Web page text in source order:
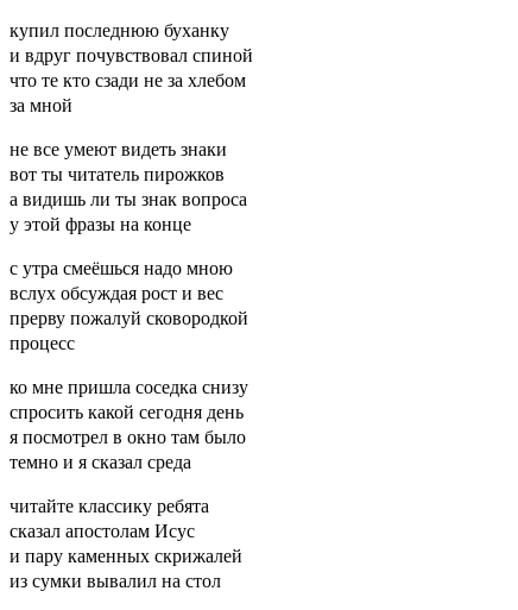
купил последнюю буханку
и вдруг почувствовал спиной
что те кто сзади не за хлебом
за мной
не все умеют видеть знаки
вот ты читатель пирожков
а видишь ли ты знак вопроса
у этой фразы на конце
с утра смеёшься надо мною
вслух обсуждая рост и вес
прерву пожалуй сковородкой
процесс
ко мне пришла соседка снизу
спросить какой сегодня день
я посмотрел в окно там было
темно и я сказал среда
читайте классику ребята
сказал апостолам Исус
и пару каменных скрижалей
из сумки вывалил на стол